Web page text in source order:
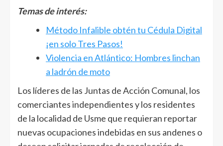
Temas de interés:
Método Infalible obtén tu Cédula Digital
¡en solo Tres Pasos!
Violencia en Atlántico: Hombres linchan
a ladrón de moto
Los líderes de las Juntas de Acción Comunal, los
comerciantes independientes y los residentes
de la localidad de Usme que requieran reportar
nuevas ocupaciones indebidas en sus andenes o